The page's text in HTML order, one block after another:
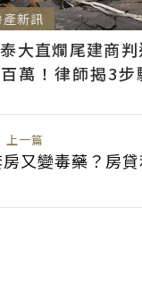
產新訊
大直爛尾建商
萬！律師揭3步
上一篇
房又變毒藥？房